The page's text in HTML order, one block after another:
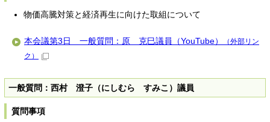
物価高騰対策と経済再生に向けた取組について
本会議第3日 一般質問：原 克巳議員（YouTube）
（外部リン
ク）
一般質問：西村 澄子（にしむら すみこ）議員
質問事項